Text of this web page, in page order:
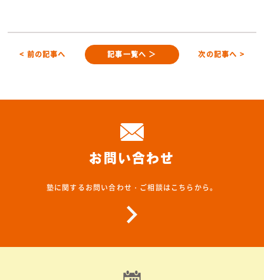
< 前の記事へ 記事一覧へ ＞ 次の記事へ >
お問い合わせ
塾に関するお問い合わせ・ご相談はこちらから。